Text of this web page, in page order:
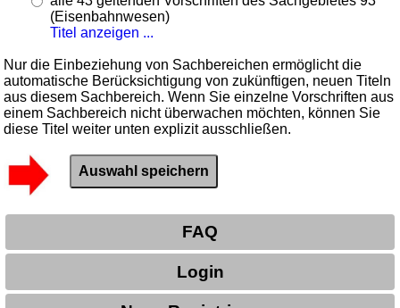
(Eisenbahnwesen)
Titel anzeigen ...
Nur die Einbeziehung von Sachbereichen ermöglicht die
automatische Berücksichtigung von zukünftigen, neuen Titeln
aus diesem Sachbereich. Wenn Sie einzelne Vorschriften aus
einem Sachbereich nicht überwachen möchten, können Sie
diese Titel weiter unten explizit ausschließen.
FAQ
Login